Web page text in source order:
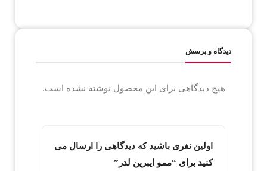
دیدگاه و پرسش
هیچ دیدگاهی برای این محصول نوشته نشده است.
اولین نفری باشید که دیدگاهی را ارسال می
کنید برای “ممو ایبرین لدر”